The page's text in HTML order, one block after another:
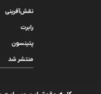
نقش‌آفرینی
رابرت
پتینسون
منتشر شد